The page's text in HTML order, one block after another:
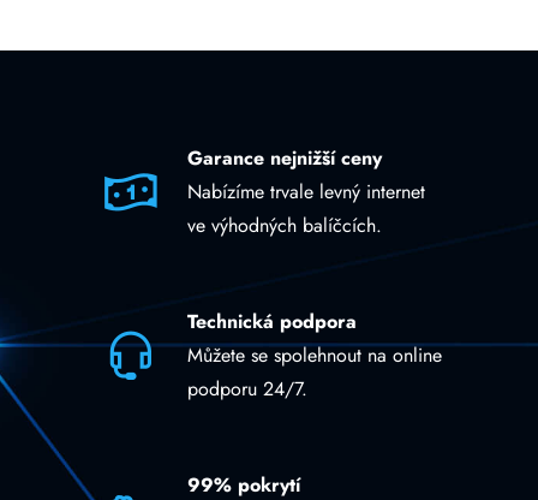
Garance nejnižší ceny
Nabízíme trvale levný internet
ve výhodných balíčcích.
Technická podpora
Můžete se spolehnout na online
podporu 24/7.
99% pokrytí